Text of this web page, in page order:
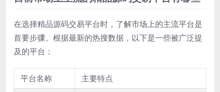
在选择精品源码交易平台时，了解市场上的主流平台是
首要步骤。根据最新的热搜数据，以下是一些被广泛提
及的平台：
平台名称 主要特点